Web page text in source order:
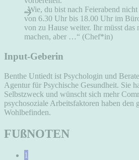
„Wie, du bist nach Feierabend
von 6.30 Uhr bis 18.00 Uhr im
von zu Hause weiter. Ihr müsst das
machen, aber …“ (Chef*in)
Input-Geberin
Benthe Untiedt ist Psychologin und
Agentur für Psychische Gesundheit. Sie
Selbstzweck und wünscht sich mehr
psychosoziale Arbeitsfaktoren haben den
Wohlbefinden.
FUßNOTEN
1